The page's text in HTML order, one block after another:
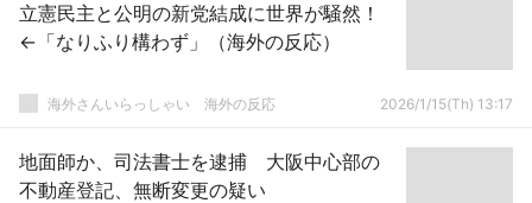
立憲民主と公明の新党結成に世界が騒然！
←「なりふり構わず」（海外の反応）
海外さんいらっしゃい 海外の反応 2026/1/15(Th) 13:17
地面師か、司法書士を逮捕 大阪中心部の
不動産登記、無断変更の疑い